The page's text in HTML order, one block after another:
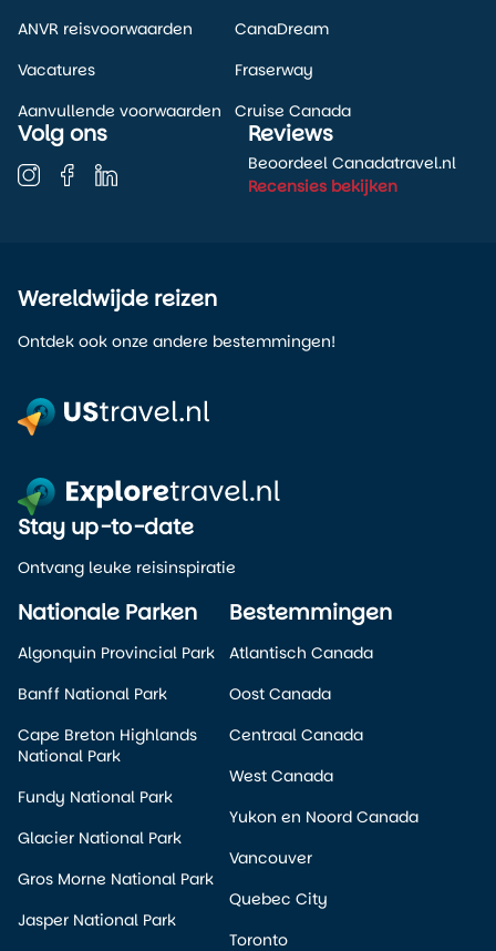
ANVR reisvoorwaarden
Vacatures
Aanvullende voorwaarden
CanaDream
Fraserway
Cruise Canada
Volg ons Reviews
Beoordeel Canadatravel.nl
Recensies bekijken
Wereldwijde reizen
Ontdek ook onze andere bestemmingen!
Nationale Parken
Algonquin Provincial Park
Banff National Park
Cape Breton Highlands
National Park
Fundy National Park
Glacier National Park
Gros Morne National Park
Jasper National Park
Bestemmingen
Atlantisch Canada
Oost Canada
Centraal Canada
West Canada
Yukon en Noord Canada
Vancouver
Quebec City
Toronto
Stay up-to-date
Ontvang leuke reisinspiratie